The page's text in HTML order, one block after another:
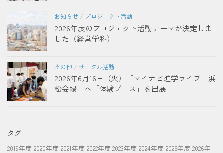
お知らせ / プロジェクト活動
2026年度のプロジェクト活動テーマが決定しま
した（経営学科）
その他 / サークル活動
2026年6月16日（火）「マイナビ進学ライブ 浜
松会場」へ「体験ブース」を出展
タグ
2019年度 2020年度 2021年度 2022年度 2023年度 2024年度 2025年度 2026年